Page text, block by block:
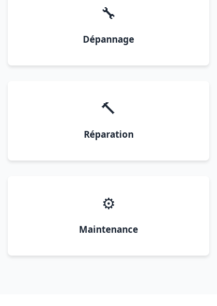
🔧
Dépannage
🔨
Réparation
⚙️
Maintenance